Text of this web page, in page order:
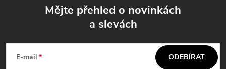
a
Mějte přehled o novinkách
a slevách
E-mail ODEBÍRAT